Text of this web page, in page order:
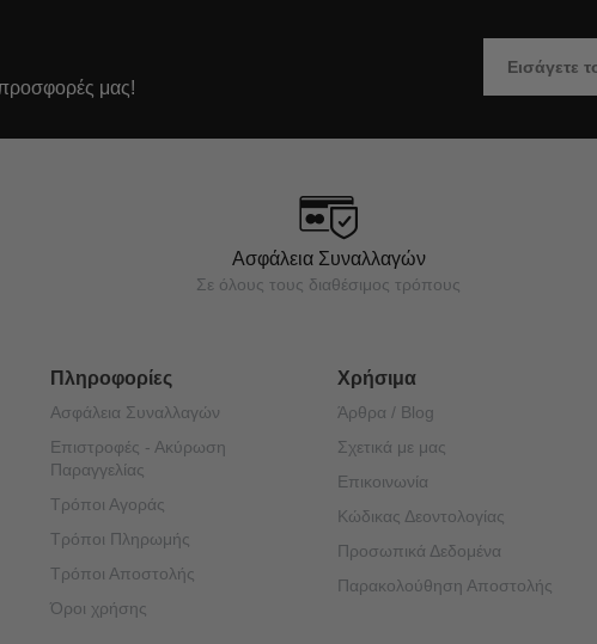
προσφορές μας!
Ασφάλεια Συναλλαγών
Σε όλους τους διαθέσιμος τρόπους
Πληροφορίες
Ασφάλεια Συναλλαγών
Επιστροφές - Ακύρωση
Παραγγελίας
Τρόποι Αγοράς
Τρόποι Πληρωμής
Τρόποι Αποστολής
Όροι χρήσης
Χρήσιμα
Άρθρα / Blog
Σχετικά με μας
Επικοινωνία
Κώδικας Δεοντολογίας
Προσωπικά Δεδομένα
Παρακολούθηση Αποστολής